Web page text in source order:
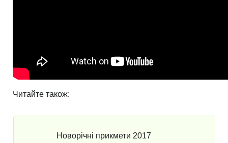
Читайте також:
Новорічні прикмети 2017